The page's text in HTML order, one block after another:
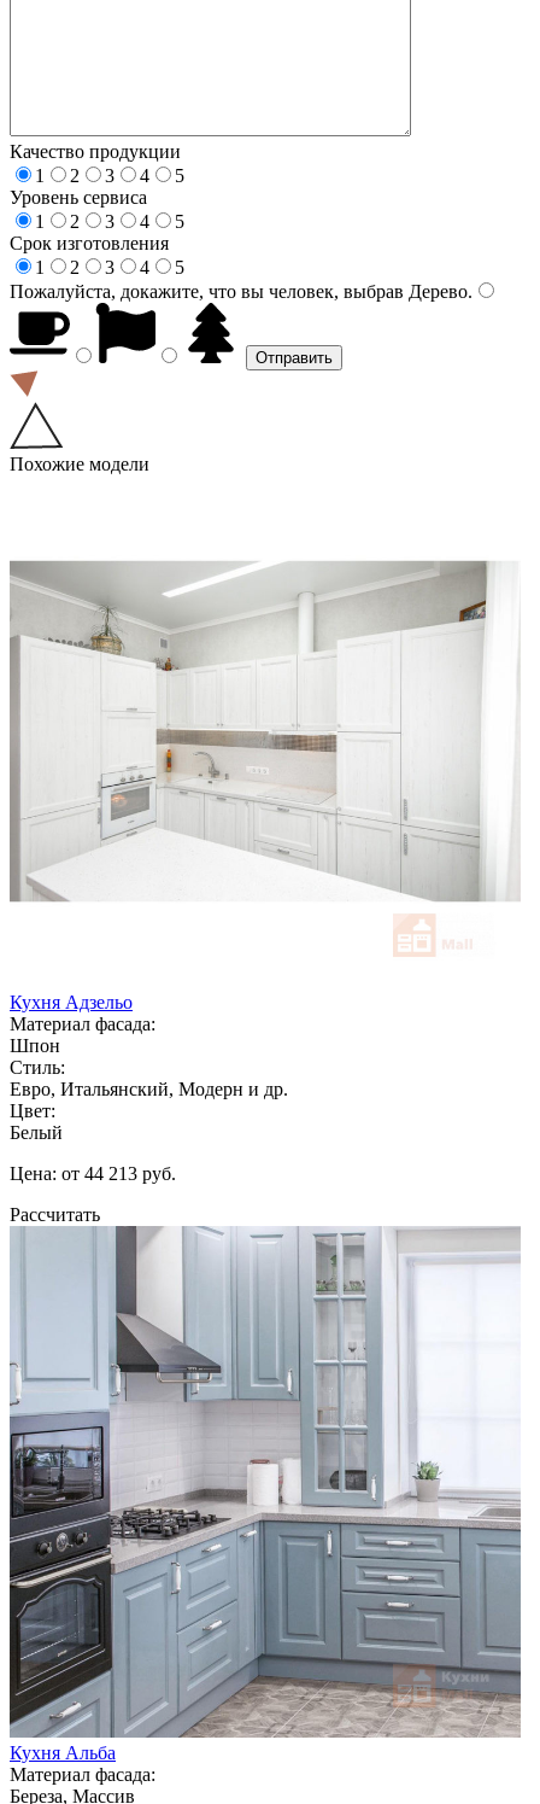
Качество продукции
1
2 3 4
5
Уровень сервиса
1
2 3 4
5
Срок изготовления
1
2 3 4
5
Пожалуйста, докажите, что вы человек, выбрав Дерево.
Похожие модели
Кухня Адзельо
Материал фасада:
Шпон
Стиль:
Евро, Итальянский, Модерн и др.
Цвет:
Белый
Цена: от 44 213 руб.
Рассчитать
Кухня Альба
Материал фасада:
Береза, Массив